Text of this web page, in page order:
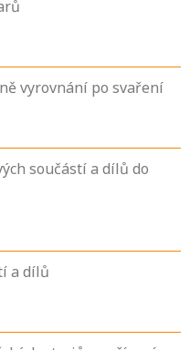
vyrovnání po svaření
součástí a dílů do
a dílů